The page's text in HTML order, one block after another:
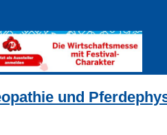
und